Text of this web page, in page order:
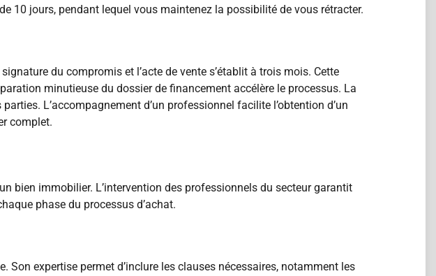
10 jours, pendant lequel vous maintenez la possibilité de vous rétracter.
du compromis et l’acte de vente s’établit à trois mois. Cette
minutieuse du dossier de financement accélère le processus. La
L’accompagnement d’un professionnel facilite l’obtention d’un
complet.
bien immobilier. L’intervention des professionnels du secteur garantit
phase du processus d’achat.
expertise permet d’inclure les clauses nécessaires, notamment les